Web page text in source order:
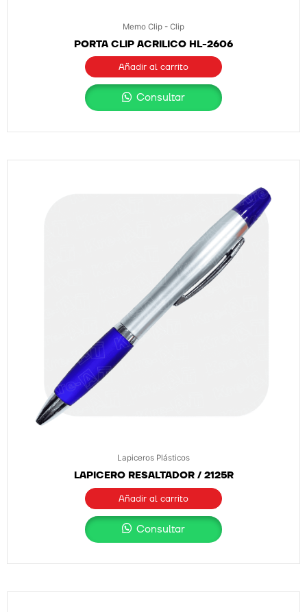
Memo Clip - Clip
PORTA CLIP ACRILICO HL-2606
Añadir al carrito
Consultar
Lapiceros Plásticos
LAPICERO RESALTADOR / 2125R
Añadir al carrito
Consultar